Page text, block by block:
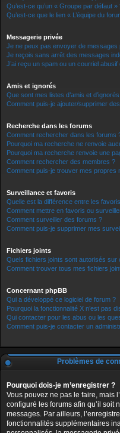
Qu’est-ce qu’un « Groupe par défaut »
Qu’est-ce que le lien « L’équipe du
Messagerie privée
Je ne peux pas envoyer de messages
Je reçois sans arrêt des messages
J’ai reçu un spam ou un courriel abusif
Amis et ignorés
Que sont mes listes d’amis et
Comment puis-je ajouter/supprimer
Recherche dans les forums
Comment rechercher dans les forums
Pourquoi ma recherche ne renvoie
Pourquoi ma recherche renvoie une
Comment rechercher des membres ?
Comment puis-je trouver mes propres
Surveillance et favoris
Quelle est la différence entre les
Comment mettre en favoris ou
Comment surveiller des forums ?
Comment puis-je supprimer mes
Fichiers joints
Quels fichiers joints sont autorisés sur
Comment trouver tous mes fichiers
Concernant phpBB
Qui a développé ce logiciel de forum ?
Pourquoi la fonctionnalité X n’est pas
Qui contacter pour les abus ou les
Comment puis-je contacter un
Problèmes de
Pourquoi dois-je m’enregistrer ?
Vous pouvez ne pas le faire, mais
configuré les forums afin qu’il soit
messages. Par ailleurs,
fonctionnalités supplémentaires